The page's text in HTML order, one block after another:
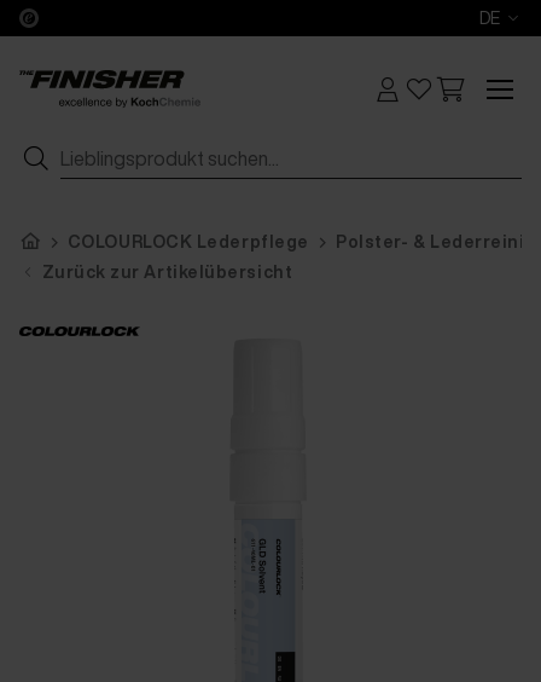
DE
COLOURLOCK Lederpflege
Polster- &
Zurück zur Artikelübersicht